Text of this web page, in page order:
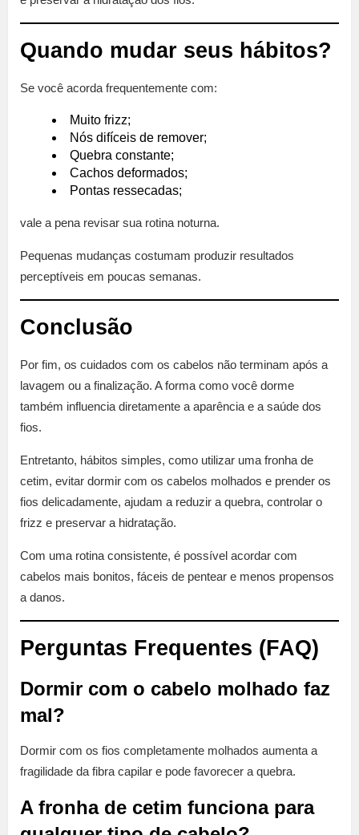
Quando mudar seus hábitos?
Se você acorda frequentemente com:
Muito frizz;
Nós difíceis de remover;
Quebra constante;
Cachos deformados;
Pontas ressecadas;
vale a pena revisar sua rotina noturna.
Pequenas mudanças costumam produzir resultados
perceptíveis em poucas semanas.
Conclusão
Por fim, os cuidados com os cabelos não terminam após a
lavagem ou a finalização. A forma como você dorme
também influencia diretamente a aparência e a saúde dos
fios.
Entretanto, hábitos simples, como utilizar uma fronha de
cetim, evitar dormir com os cabelos molhados e prender os
fios delicadamente, ajudam a reduzir a quebra, controlar o
frizz e preservar a hidratação.
Com uma rotina consistente, é possível acordar com
cabelos mais bonitos, fáceis de pentear e menos propensos
a danos.
Perguntas Frequentes (FAQ)
Dormir com o cabelo molhado faz
mal?
Dormir com os fios completamente molhados aumenta a
fragilidade da fibra capilar e pode favorecer a quebra.
A fronha de cetim funciona para